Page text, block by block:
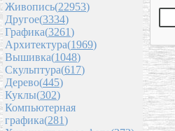
Живопись(22953)
Другое(3334)
Графика(3261)
Архитектура(1969)
Вышивка(1048)
Скульптура(617)
Дерево(445)
Куклы(302)
Компьютерная
графика(281)